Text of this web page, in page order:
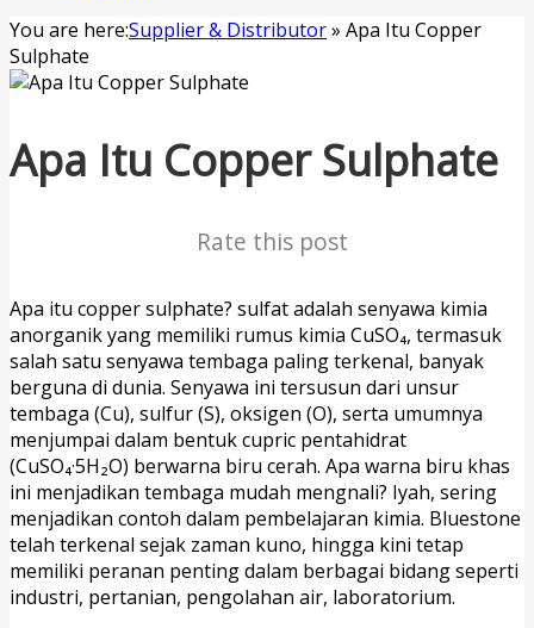
You are here:Supplier & Distributor» Apa Itu Copper
Sulphate
Apa Itu Copper Sulphate
Rate this post
Apa itu copper sulphate? sulfat adalah senyawa kimia
anorganik yang memiliki rumus kimia CuSO₄, termasuk
salah satu senyawa tembaga paling terkenal, banyak
berguna di dunia. Senyawa ini tersusun dari unsur
tembaga (Cu), sulfur (S), oksigen (O), serta umumnya
menjumpai dalam bentuk cupric pentahidrat
(CuSO₄·5H₂O) berwarna biru cerah. Apa warna biru khas
ini menjadikan tembaga mudah mengnali? Iyah, sering
menjadikan contoh dalam pembelajaran kimia. Bluestone
telah terkenal sejak zaman kuno, hingga kini tetap
memiliki peranan penting dalam berbagai bidang seperti
industri, pertanian, pengolahan air, laboratorium.